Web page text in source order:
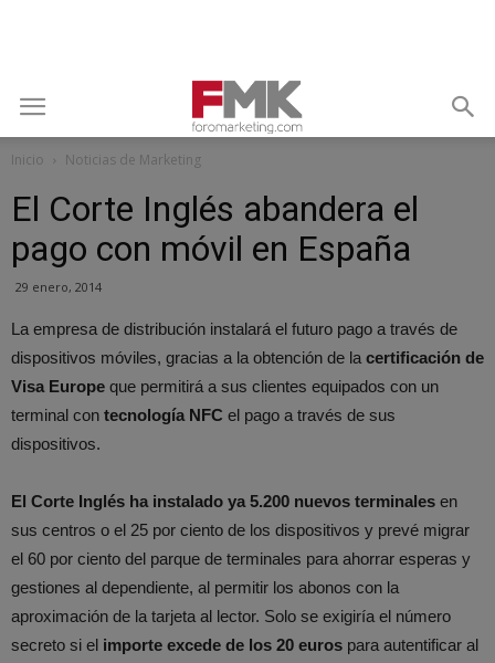
Inicio Noticias de Marketing
El Corte Inglés abandera el
pago con móvil en España
29 enero, 2014
La empresa de distribución instalará el futuro pago a través de
dispositivos móviles, gracias a la obtención de la certificación de
Visa Europe que permitirá a sus clientes equipados con un
terminal con tecnología NFC el pago a través de sus
dispositivos.
El Corte Inglés ha instalado ya 5.200 nuevos terminales en
sus centros o el 25 por ciento de los dispositivos y prevé migrar
el 60 por ciento del parque de terminales para ahorrar esperas y
gestiones al dependiente, al permitir los abonos con la
aproximación de la tarjeta al lector. Solo se exigiría el número
secreto si el importe excede de los 20 euros para autentificar al